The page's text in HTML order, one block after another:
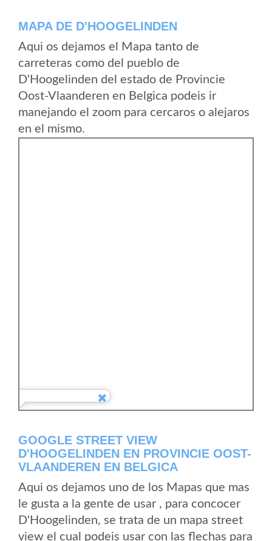
MAPA DE D'HOOGELINDEN
Aqui os dejamos el Mapa tanto de
carreteras como del pueblo de
D'Hoogelinden del estado de Provincie
Oost-Vlaanderen en Belgica podeis ir
manejando el zoom para cercaros o alejaros
en el mismo.
GOOGLE STREET VIEW
D'HOOGELINDEN EN PROVINCIE OOST-
VLAANDEREN EN BELGICA
Aqui os dejamos uno de los Mapas que mas
le gusta a la gente de usar , para concocer
D'Hoogelinden, se trata de un mapa street
view el cual podeis usar con las flechas para